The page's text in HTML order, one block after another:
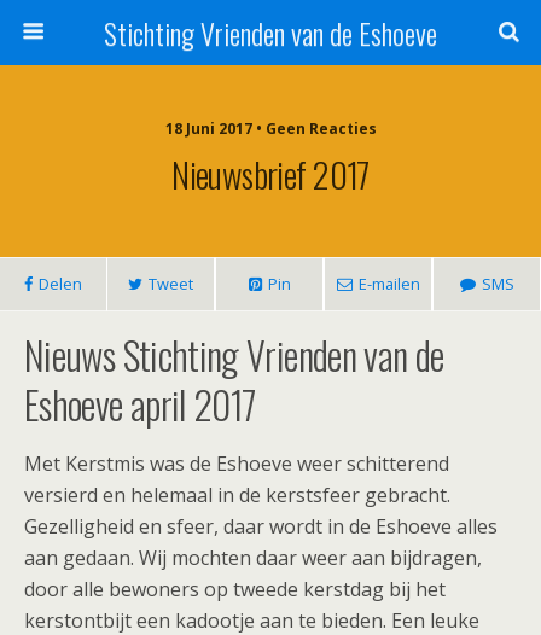
Stichting Vrienden van de Eshoeve
18 Juni 2017 • Geen Reacties
Nieuwsbrief 2017
Delen Tweet Pin E-mailen SMS
Nieuws Stichting Vrienden van de
Eshoeve april 2017
Met Kerstmis was de Eshoeve weer schitterend
versierd en helemaal in de kerstsfeer gebracht.
Gezelligheid en sfeer, daar wordt in de Eshoeve alles
aan gedaan. Wij mochten daar weer aan bijdragen,
door alle bewoners op tweede kerstdag bij het
kerstontbijt een kadootje aan te bieden. Een leuke